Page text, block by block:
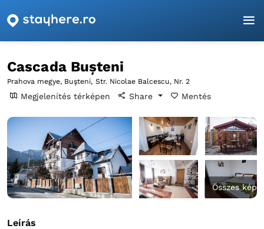
Főoldal
Cascada Bușteni
Prahova megye, Buşteni, Str. Nicolae Balcescu, Nr. 2
Megjelenítés térképen Share Mentés
Összes kép
Leírás